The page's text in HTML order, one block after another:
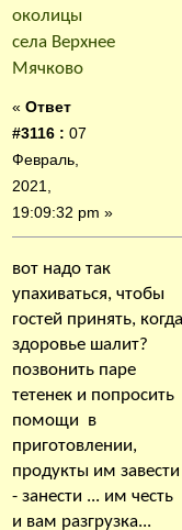
околицы
села Верхнее
Мячково
« Ответ
#3116 : 07
Февраль,
2021,
19:09:32 pm »
вот надо так
упахиваться, чтобы
гостей принять, когда
здоровье шалит?
позвонить паре
тетенек и попросить
помощи в
приготовлении,
продукты им завести
- занести ... им честь
и вам разгрузка...